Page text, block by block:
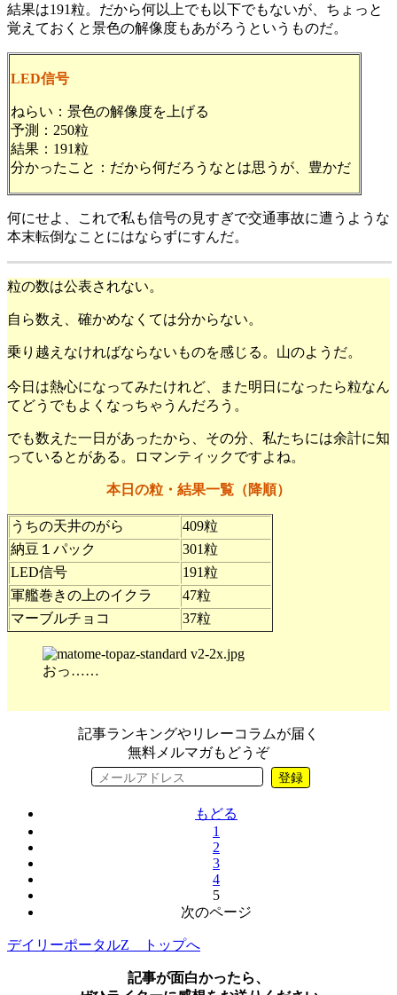
結果は191粒。だから何以上でも以下でもないが、ちょっと
覚えておくと景色の解像度もあがろうというものだ。
LED信号
ねらい：景色の解像度を上げる
予測：250粒
結果：191粒
分かったこと：だから何だろうなとは思うが、豊かだ
何にせよ、これで私も信号の見すぎで交通事故に遭うような
本末転倒なことにはならずにすんだ。
粒の数は公表されない。
自ら数え、確かめなくては分からない。
乗り越えなければならないものを感じる。山のようだ。
今日は熱心になってみたけれど、また明日になったら粒なん
てどうでもよくなっちゃうんだろう。
でも数えた一日があったから、その分、私たちには余計に知
っているとがある。ロマンティックですよね。
本日の粒・結果一覧（降順）
うちの天井のがら
409粒
納豆１パック
301粒
LED信号
191粒
軍艦巻きの上のイクラ
47粒
マーブルチョコ
37粒
おっ……
記事ランキングやリレーコラムが届く
無料メルマガもどうぞ
登録
もどる
1
2
3
4
5
次のページ
デイリーポータルZ トップへ
記事が面白かったら、